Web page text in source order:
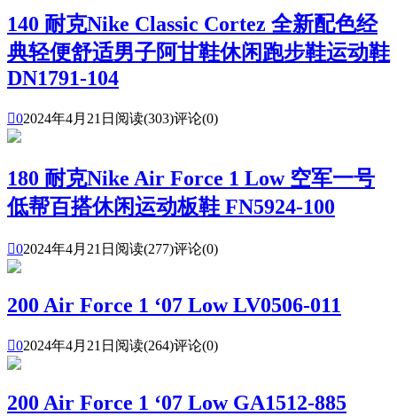
140 耐克Nike Classic Cortez 全新配色经
典轻便舒适男子阿甘鞋休闲跑步鞋运动鞋
DN1791-104
02024年4月21日 阅读(303)评论(0)
180 耐克Nike Air Force 1 Low 空军一号
低帮百搭休闲运动板鞋 FN5924-100
02024年4月21日 阅读(277)评论(0)
200 Air Force 1 ‘07 Low LV0506-011
02024年4月21日 阅读(264)评论(0)
200 Air Force 1 ‘07 Low GA1512-885